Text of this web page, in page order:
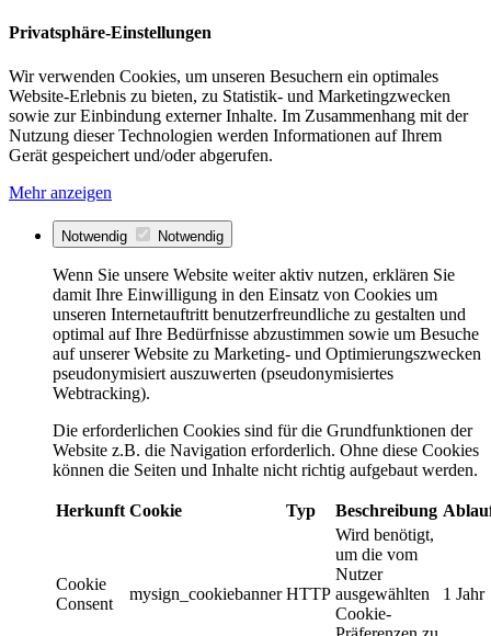
Privatsphäre-Einstellungen
Wir verwenden Cookies, um unseren Besuchern ein optimales
Website-Erlebnis zu bieten, zu Statistik- und Marketingzwecken
sowie zur Einbindung externer Inhalte. Im Zusammenhang mit der
Nutzung dieser Technologien werden Informationen auf Ihrem
Gerät gespeichert und/oder abgerufen.
Mehr anzeigen
Notwendig Notwendig
Wenn Sie unsere Website weiter aktiv nutzen, erklären Sie
damit Ihre Einwilligung in den Einsatz von Cookies um
unseren Internetauftritt benutzerfreundliche zu gestalten und
optimal auf Ihre Bedürfnisse abzustimmen sowie um Besuche
auf unserer Website zu Marketing- und Optimierungszwecken
pseudonymisiert auszuwerten (pseudonymisiertes
Webtracking).
Die erforderlichen Cookies sind für die Grundfunktionen der
Website z.B. die Navigation erforderlich. Ohne diese Cookies
können die Seiten und Inhalte nicht richtig aufgebaut werden.
Herkunft Cookie Typ Beschreibung
Cookie
Consent
mysign_cookiebanner HTTP
Wird benötigt,
um die vom
Nutzer
ausgewählten
Cookie-
1 Jahr